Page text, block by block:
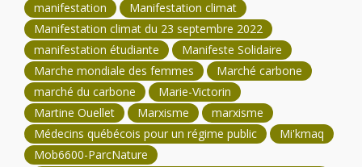
manifestation
Manifestation climat
Manifestation climat du 23 septembre 2022
manifestation étudiante
Manifeste Solidaire
Marche mondiale des femmes
Marché carbone
marché du carbone
Marie-Victorin
Martine Ouellet
Marxisme
marxisme
Médecins québécois pour un régime public
Mi'kmaq
Mob6600-ParcNature